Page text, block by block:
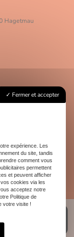
Hagetmau
Fermer et accepter
expérience. Les
du site, tandis
comment vous
permettent
et peuvent afficher
cookies via les
acceptez notre
Politique de
votre visite !